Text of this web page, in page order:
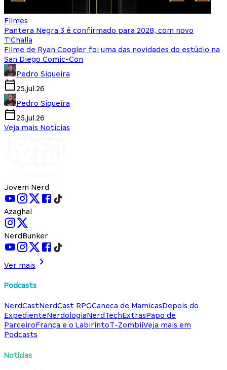
Filmes
Pantera Negra 3 é confirmado para 2028, com novo
T'Challa
Filme de Ryan Coogler foi uma das novidades do estúdio na
San Diego Comic-Con
Pedro Siqueira
25.jul.26
Pedro Siqueira
25.jul.26
Veja mais Notícias
Jovem Nerd
Azaghal
NerdBunker
Ver mais
Podcasts
NerdCastNerdCast RPGCaneca de MamicasDepois do
ExpedienteNerdologiaNerdTechExtrasPapo de
ParceiroFrança e o LabirintoT-ZombiiVeja mais em
Podcasts
Notícias